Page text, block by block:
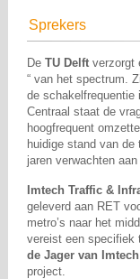
Sprekers
DeTU Delft verzorgt
“ van het spectrum.
de schakelfrequentie
Centraal staat de
hoogfrequent
huidige stand van
jaren verwachten
Imtech Traffic &
geleverd aan RET
metro’s naar het
vereist een specifiek
de Jager van Imtech
project.